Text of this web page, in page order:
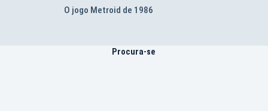
O jogo Metroid de 1986
Procura-se